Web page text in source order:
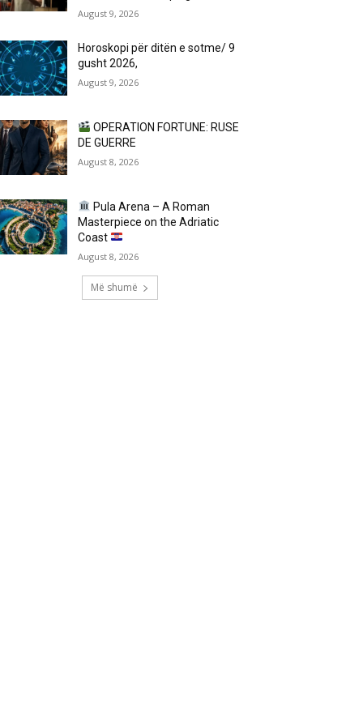
August 9, 2026
Horoskopi për ditën e sotme/ 9
gusht 2026,
August 9, 2026
OPERATION FORTUNE: RUSE
DE GUERRE
August 8, 2026
Pula Arena – A Roman
Masterpiece on the Adriatic
Coast
August 8, 2026
Më shumë